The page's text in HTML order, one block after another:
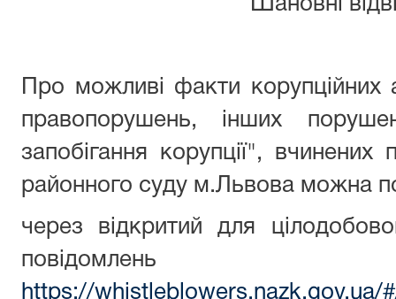
Шановні
Про можливі факти корупційних
правопорушень, інших
запобігання корупції", вчинених
районного суду м.Львова можна
через відкритий для
повідомлень
https://whistleblowers.nazk.gov.ua/